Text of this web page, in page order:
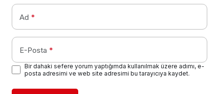
Ad *
E-Posta *
Bir dahaki sefere yorum yaptığımda kullanılmak üzere adımı, e-
posta adresimi ve web site adresimi bu tarayıcıya kaydet.